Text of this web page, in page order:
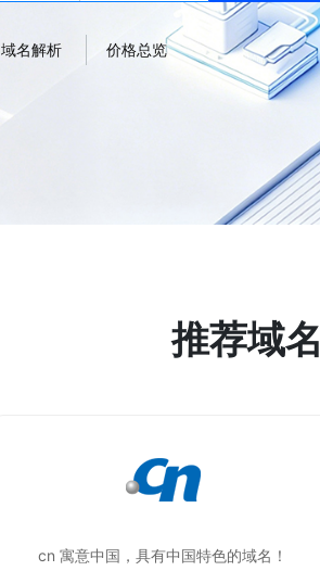
域名解析 价格总览
推荐域名
cn 寓意中国，具有中国特色的域名！